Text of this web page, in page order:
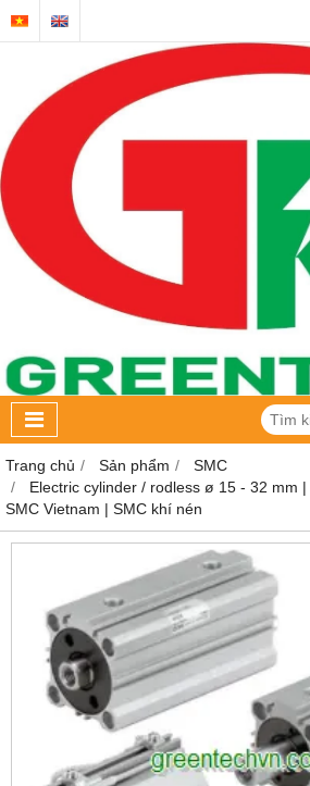
Trang chủ Sản phẩm
SMC
Electric cylinder / rodless ø 15 - 32 mm
SMC Vietnam | SMC khí nén